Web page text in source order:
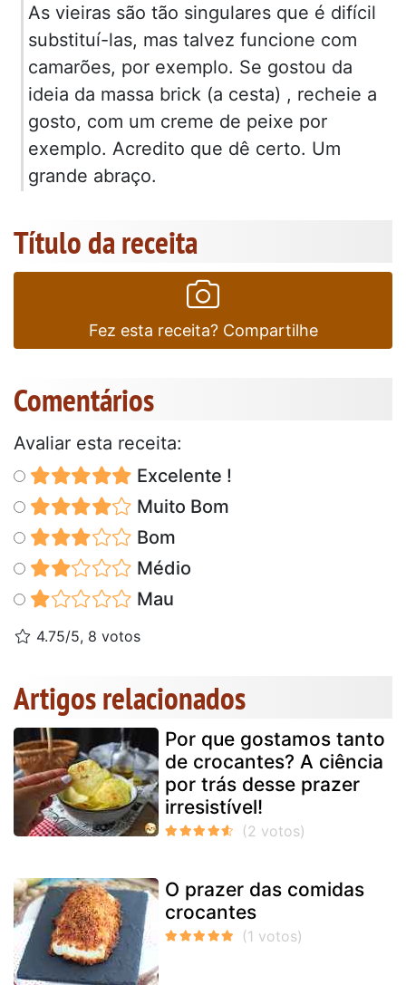
As vieiras são tão singulares que é difícil
substituí-las, mas talvez funcione com
camarões, por exemplo. Se gostou da
ideia da massa brick (a cesta) , recheie a
gosto, com um creme de peixe por
exemplo. Acredito que dê certo. Um
grande abraço.
Título da receita
Fez esta receita? Compartilhe
Comentários
Avaliar esta receita:
Excelente !
Muito Bom
Bom
Médio
Mau
4.75/5, 8 votos
Artigos relacionados
Por que gostamos tanto
de crocantes? A ciência
por trás desse prazer
irresistível!
O prazer das comidas
crocantes